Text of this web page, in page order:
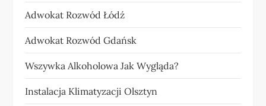
Adwokat Rozwód Łódź
Adwokat Rozwód Gdańsk
Wszywka Alkoholowa Jak Wygląda?
Instalacja Klimatyzacji Olsztyn